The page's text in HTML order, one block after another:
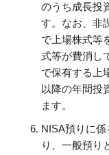
のうち成長投
す。なお、非
で上場株式等
式等が費消し
で保有する上
以降の年間投
ます。
NISA預りに
り、一般預り